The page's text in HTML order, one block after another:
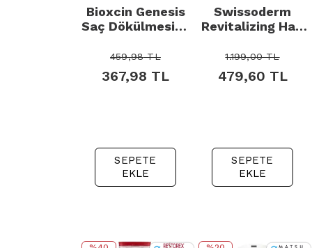
Bioxcin Genesis
Saç Dökülmesine
Şampuan - Kuru
Normal Saçlar 3
Al 2 Öde
459,98TL
367,98 TL
SEPETE
EKLE
Swissoderm
Revitalizing Hair
Canlandırıcı Saç
Kremi 300ml
1.199,00TL
479,60 TL
SEPETE
EKLE